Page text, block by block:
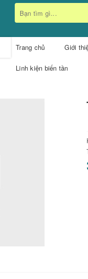
Trang chủ Giới
Linh kiện biến tần